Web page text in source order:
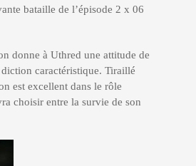
bataille de l’épisode 2 x 06
donne à Uthred une attitude de
caractéristique. Tiraillé
est excellent dans le rôle
choisir entre la survie de son